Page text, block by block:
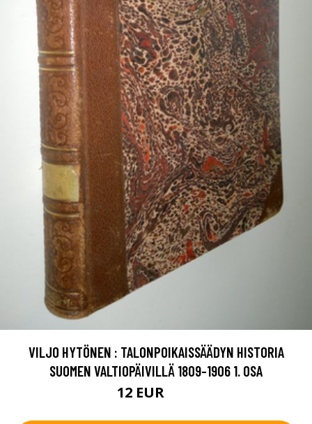
VILJO HYTÖNEN : TALONPOIKAISSÄÄDYN HISTORIA
SUOMEN VALTIOPÄIVILLÄ 1809-1906 1. OSA
12 EUR